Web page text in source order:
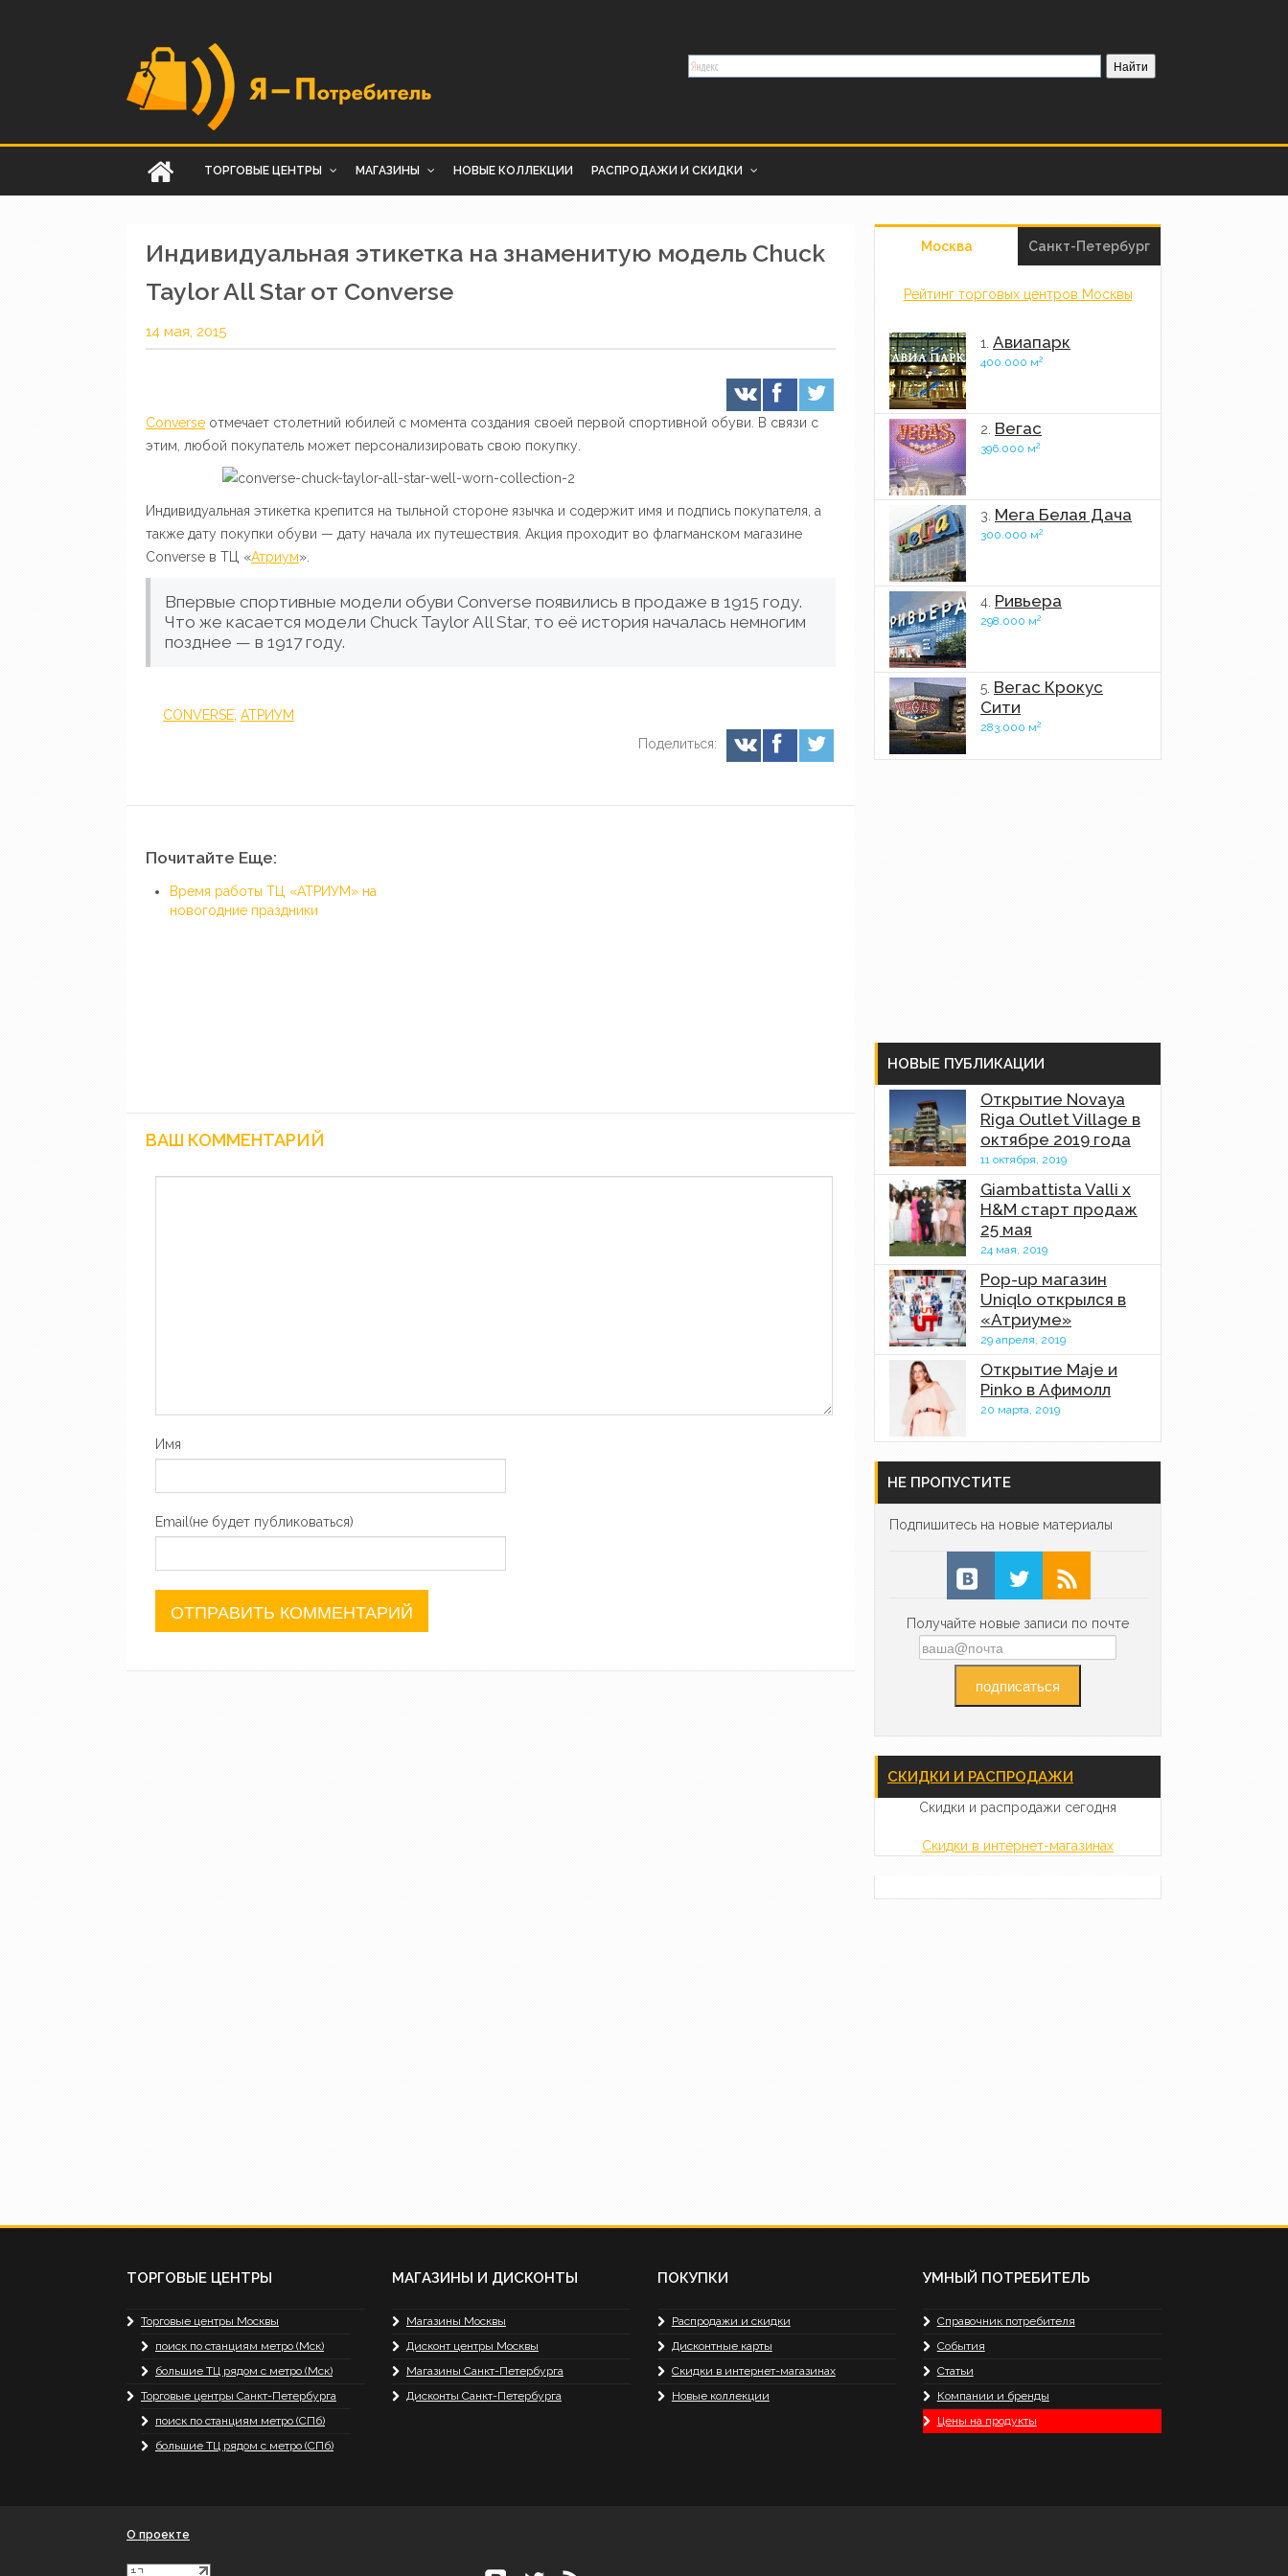
ТОРГОВЫЕ ЦЕНТРЫ МАГАЗИНЫ НОВЫЕ КОЛЛЕКЦИИ РАСПРОДАЖИ И СКИДКИ
Индивидуальная этикетка на знаменитую модель Chuck
Taylor All Star от Converse
14 мая, 2015
Converse отмечает столетний юбилей с момента создания своей первой спортивной обуви. В связи с
этим, любой покупатель может персонализировать свою покупку.
Индивидуальная этикетка крепится на тыльной стороне язычка и содержит имя и подпись покупателя, а
также дату покупки обуви — дату начала их путешествия. Акция проходит во флагманском магазине
Converse в ТЦ «Атриум».
Впервые спортивные модели обуви Converse появились в продаже в 1915 году.
Что же касается модели Chuck Taylor All Star, то её история началась немногим
позднее — в 1917 году.
CONVERSE АТРИУМ
Поделиться:
Почитайте Еще:
Время работы ТЦ «АТРИУМ» на
новогодние праздники
ВАШ КОММЕНТАРИЙ
Имя
Email(не будет публиковаться)
Москва Санкт-Петербург
Рейтинг торговых центров Москвы
1. Авиапарк
400.000 м2
2. Вегас
396.000 м2
3. Мега Белая Дача
300.000 м2
4. Ривьера
298.000 м2
5. Вегас Крокус
Сити
283.000 м2
НОВЫЕ ПУБЛИКАЦИИ
Открытие Novaya
Riga Outlet Village в
октябре 2019 года
11 октября, 2019
Giambattista Valli x
H&M старт продаж
25 мая
24 мая, 2019
Pop-up магазин
Uniqlo открылся в
«Атриуме»
29 апреля, 2019
Открытие Maje и
Pinko в Афимолл
20 марта, 2019
НЕ ПРОПУСТИТЕ
Подпишитесь на новые материалы
Получайте новые записи по почте
СКИДКИ И РАСПРОДАЖИ
Скидки и распродажи сегодня
Скидки в интернет-магазинах
ТОРГОВЫЕ ЦЕНТРЫ
Торговые центры Москвы
поиск по станциям метро (Мск)
большие ТЦ рядом с метро (Мск)
Торговые центры Санкт-Петербурга
поиск по станциям метро (СПб)
большие ТЦ рядом с метро (СПб)
МАГАЗИНЫ И ДИСКОНТЫ
Магазины Москвы
Дисконт центры Москвы
Магазины Санкт-Петербурга
Дисконты Санкт-Петербурга
ПОКУПКИ
Распродажи и скидки
Дисконтные карты
Скидки в интернет-магазинах
Новые коллекции
УМНЫЙ ПОТРЕБИТЕЛЬ
Справочник потребителя
События
Статьи
Компании и бренды
Цены на продукты
О проекте